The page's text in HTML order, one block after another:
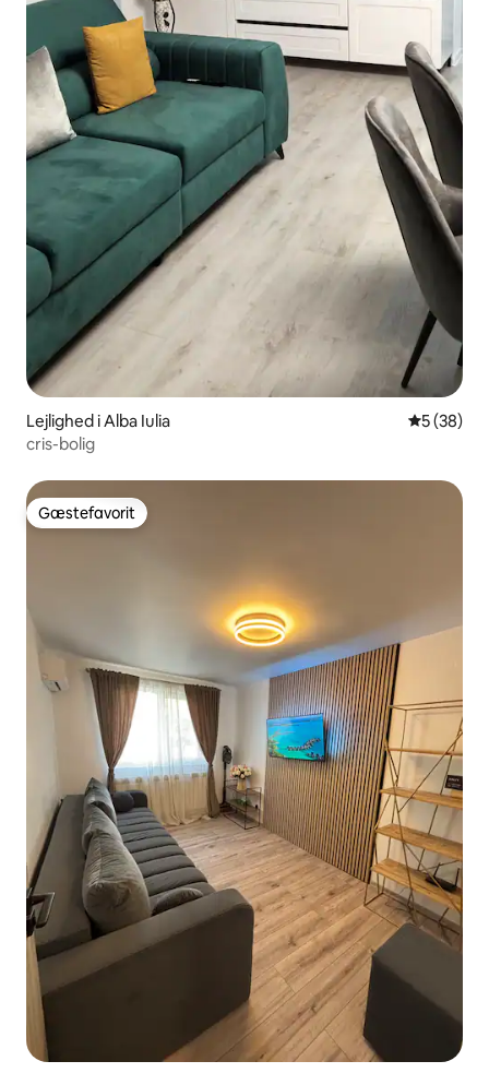
Lejlighed i Alba Iulia 5 ud af 5 i
5 (38)
cris-bolig
Gæstefavorit
Gæstefavorit